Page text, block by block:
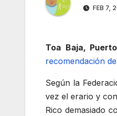
FEB 7,
Toa Baja,
recomendación
Según la
vez el erario y
Rico demasiado